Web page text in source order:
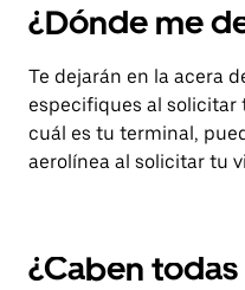
¿Dónde me
Te dejarán en la acera
especifiques al solicitar
cuál es tu terminal,
aerolínea al solicitar tu
¿Caben todas